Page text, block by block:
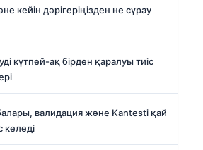
кейін дәрігеріңізден не сұрау
күтпей-ақ бірден қаралуы тиіс
валидация және Kantesti қай
келеді